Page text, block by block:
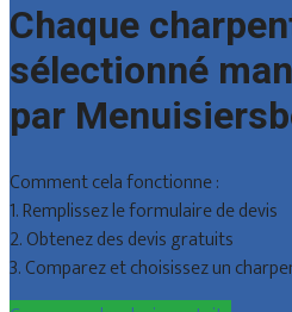
Chaque
sélectionné
par
Comment cela fonctionne :
1. Remplissez le formulaire de devis
2. Obtenez des devis gratuits
3. Comparez et choisissez un